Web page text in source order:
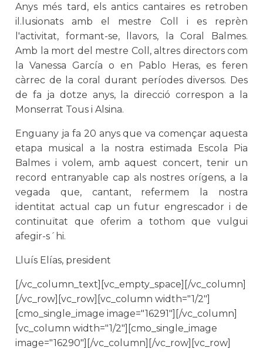
Anys més tard, els antics cantaires es retroben
il.lusionats amb el mestre Coll i es reprèn
l'activitat, formant-se, llavors, la Coral Balmes.
Amb la mort del mestre Coll, altres directors com
la Vanessa García o en Pablo Heras, es feren
càrrec de la coral durant períodes diversos. Des
de fa ja dotze anys, la direcció correspon a la
Monserrat Tous i Alsina.
Enguany ja fa 20 anys que va començar aquesta
etapa musical a la nostra estimada Escola Pia
Balmes i volem, amb aquest concert, tenir un
record entranyable cap als nostres orígens, a la
vegada que, cantant, refermem la nostra
identitat actual cap un futur engrescador i de
continuïtat que oferim a tothom que vulgui
afegir-s´hi.
Lluís Elías, president
[/vc_column_text][vc_empty_space][/vc_column]
[/vc_row][vc_row][vc_column width="1/2"]
[cmo_single_image image="16291"][/vc_column]
[vc_column width="1/2"][cmo_single_image
image="16290"][/vc_column][/vc_row][vc_row]